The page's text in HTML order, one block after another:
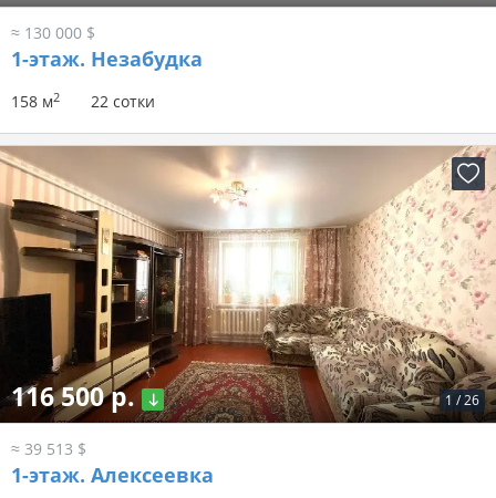
≈ 130 000 $
1-этаж. Незабудка
158 м2 22 сотки
1 /26
116 500 р.
≈ 39 513 $
1-этаж. Алексеевка